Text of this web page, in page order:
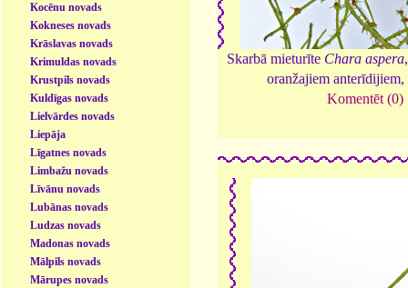
Kocēnu novads
Kokneses novads
Krāslavas novads
Krimuldas novads
Krustpils novads
Kuldīgas novads
Lielvārdes novads
Liepāja
Līgatnes novads
Limbažu novads
Līvānu novads
Lubānas novads
Ludzas novads
Madonas novads
Mālpils novads
Mārupes novads
Skarbā mieturīte Chara aspera
oranžajiem anterīdijiem,
Komentēt (0)